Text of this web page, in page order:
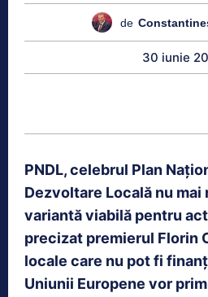
de
30 iunie
PNDL, celebrul Plan
Dezvoltare Locală nu mai
variantă viabilă pentru
precizat premierul Florin
locale care nu pot fi
Uniunii Europene vor